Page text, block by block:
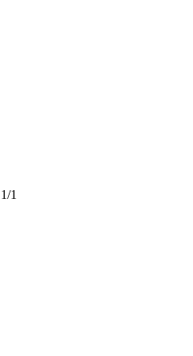
1/1